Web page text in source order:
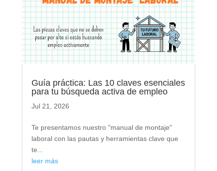
Guía práctica: Las 10 claves esenciales
para tu búsqueda activa de empleo
Jul 21, 2026
Te presentamos nuestro "manual de montaje"
laboral con las pautas y herramientas clave que
te...
leer más